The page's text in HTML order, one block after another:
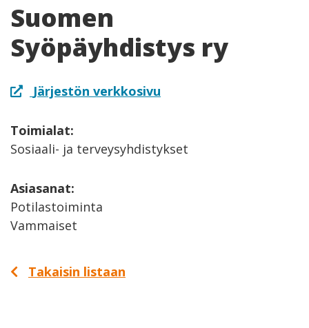
Suomen
Syöpäyhdistys ry
Järjestön verkkosivu
Toimialat:
Sosiaali- ja terveysyhdistykset
Asiasanat:
Potilastoiminta
Vammaiset
Takaisin listaan